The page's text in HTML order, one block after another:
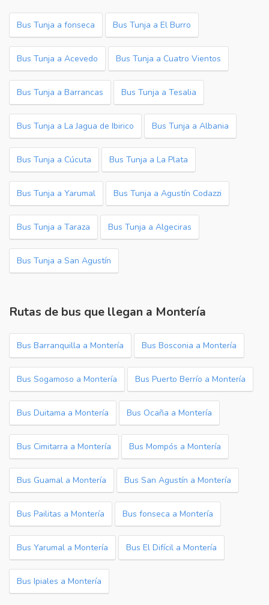
Bus Tunja a fonseca Bus Tunja a El Burro
Bus Tunja a Acevedo Bus Tunja a Cuatro Vientos
Bus Tunja a Barrancas Bus Tunja a Tesalia
Bus Tunja a La Jagua de Ibirico Bus Tunja a Albania
Bus Tunja a Cúcuta Bus Tunja a La Plata
Bus Tunja a Yarumal Bus Tunja a Agustín Codazzi
Bus Tunja a Taraza Bus Tunja a Algeciras
Bus Tunja a San Agustín
Rutas de bus que llegan a Montería
Bus Barranquilla a Montería Bus Bosconia a Montería
Bus Sogamoso a Montería Bus Puerto Berrío a Montería
Bus Duitama a Montería Bus Ocaña a Montería
Bus Cimitarra a Montería Bus Mompós a Montería
Bus Guamal a Montería Bus San Agustín a Montería
Bus Pailitas a Montería Bus fonseca a Montería
Bus Yarumal a Montería Bus El Difícil a Montería
Bus Ipiales a Montería